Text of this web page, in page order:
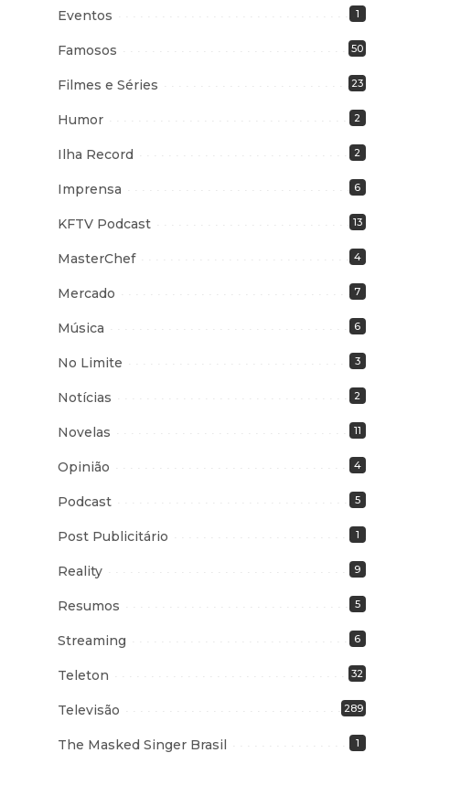
Eventos 1
Famosos 50
Filmes e Séries 23
Humor 2
Ilha Record 2
Imprensa 6
KFTV Podcast 13
MasterChef 4
Mercado 7
Música 6
No Limite 3
Notícias 2
Novelas 11
Opinião 4
Podcast 5
Post Publicitário 1
Reality 9
Resumos 5
Streaming 6
Teleton 32
Televisão 289
The Masked Singer Brasil 1